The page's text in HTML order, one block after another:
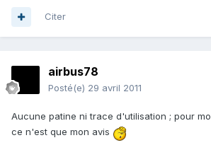
Citer
airbus78
Posté(e) 29 avril 2011
Aucune patine ni trace d'utilisation ; pour
ce n'est que mon avis